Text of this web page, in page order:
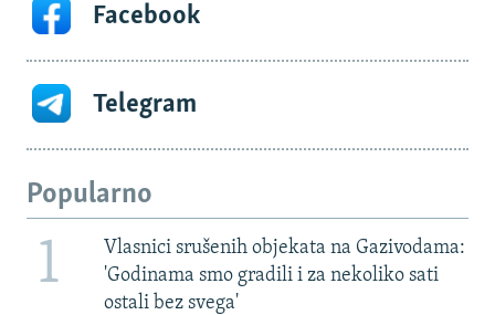
Facebook
Telegram
Popularno
1
Vlasnici srušenih objekata na Gazivodama:
'Godinama smo gradili i za nekoliko sati
ostali bez svega'